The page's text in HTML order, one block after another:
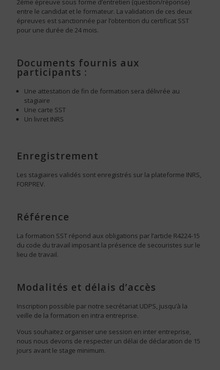
2ème épreuve sous forme d’entretien (question/réponse)
entre le candidat et le formateur. La validation de ces deux
épreuves est sanctionnée par l’obtention du certificat SST
pour une durée de 24 mois.
Documents fournis aux
participants :
Une attestation de fin de formation sera délivrée au
stagiaire
Une carte SST
Un livret INRS
Enregistrement
Les stagiaires validés sont enregistrés sur la plateforme INRS,
FORPREV.
Référence
La formation SST répond aux obligations par l’article R4224-15
du code du travail imposant la présence de secouristes sur le
lieu de travail.
Modalités et délais d’accès
Inscription possible par notre secrétariat UDPS, jusqu’à la
veille de la formation en intra entreprise.
Vous souhaitez organiser une session en inter entreprise,
nous nous devons de respecter un délai de déclaration de 15
jours avant le stage minimum.